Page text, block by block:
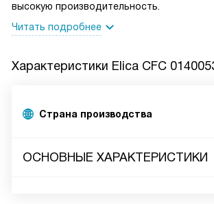
высокую производительность.
Читать подробнее
Характеристики Elica CFC
Страна производства
ОСНОВНЫЕ ХАРАКТЕРИСТИКИ